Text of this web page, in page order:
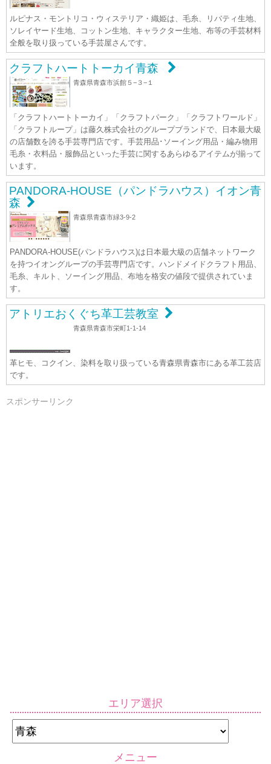
ルピナス・モントリコ・ウィステリア・織姫は、毛糸、リバティ生地、
ソレイヤード生地、コットン生地、キャラクター生地、布等の手芸材料
全般を取り扱っている手芸屋さんです。
クラフトハートトーカイ青森
青森県青森市浜館５−３−１
「クラフトハートトーカイ」「クラフトパーク」「クラフトワールド」
「クラフトループ」は藤久株式会社のグループブランドで、日本最大級
の店舗数を誇る手芸専門店です。手芸用品･ソーイング用品・編み物用
毛糸・衣料品・服飾品といった手芸に関するあらゆるアイテムが揃って
います。
PANDORA-HOUSE（パンドラハウス）イオン青
森
青森県青森市緑3-9-2
PANDORA-HOUSE(パンドラハウス)は日本最大級の店舗ネットワーク
を持つイオングループの手芸専門店です。ハンドメイドクラフト用品、
毛糸、キルト、ソーイング用品、布地を格安の値段で提供されていま
す。
アトリエおくぐち革工芸教室
青森県青森市栄町1-1-14
革ヒモ、コクイン、染料を取り扱っている青森県青森市にある革工芸店
です。
スポンサーリンク
エリア選択
メニュー